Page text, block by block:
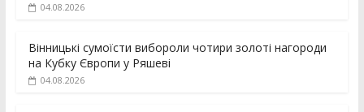
04.08.2026
Вінницькі сумоїсти вибороли чотири золоті нагороди
на Кубку Європи у Ряшеві
04.08.2026